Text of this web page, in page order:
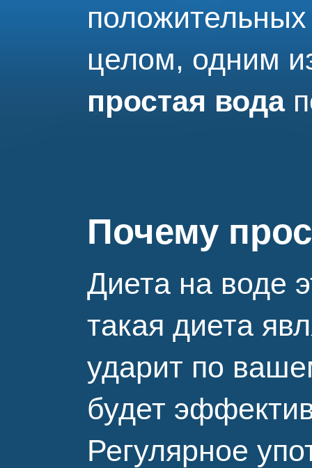
целом, одним
простая вода
Почему
Диета на воде
такая диета
ударит по
будет
Регулярное